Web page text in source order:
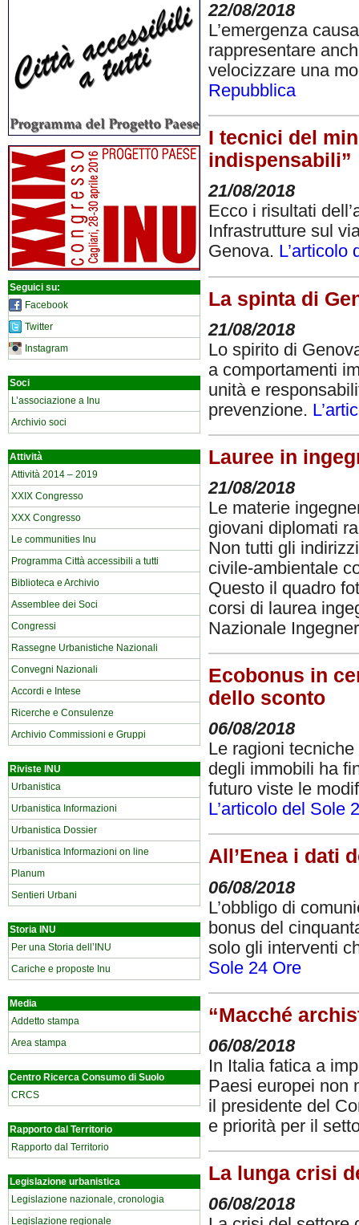
Seguici su:
Facebook
Twitter
Instagram
Soci
L’associazione a Inu
Archivio soci
Attività
Attività 2014 – 2019
XXIX Congresso
XXX Congresso
Le communities Inu
Programma Città accessibili a tutti
Biblioteca e Archivio
Assemblee dei Soci
Congressi
Rassegne Urbanistiche Nazionali
Convegni Nazionali
Accordi e Intese
Ricerche e Consulenze
Archivio Commissioni e Gruppi
Riviste INU
Urbanistica
Urbanistica Informazioni
Urbanistica Dossier
Urbanistica Informazioni on line
Planum
Sentieri Urbani
Storia INU
Per una Storia dell’INU
Cariche e proposte Inu
Media
Addetto stampa
Area stampa
Centro Ricerca Consumo di Suolo
CRCS
Rapporto dal Territorio
Rapporto dal Territorio
Legislazione urbanistica
Legislazione nazionale, cronologia
Legislazione regionale
22/08/2018
L’emergenza
rappresentare
velocizzare una
Repubblica
I tecnici del
indispensabili”
21/08/2018
Ecco i risultati
Infrastrutture sul
Genova. L’articolo
La spinta di
21/08/2018
Lo spirito di
a comportamenti
unità e
prevenzione.
Lauree in
21/08/2018
Le materie
giovani diplomati
Non tutti gli
civile-ambientale
Questo il quadro
corsi di laurea
Nazionale
Ecobonus in
dello sconto
06/08/2018
Le ragioni
degli immobili ha
futuro viste le
L’articolo del Sole
All’Enea i dati
06/08/2018
L’obbligo di
bonus del
solo gli interventi
Sole 24 Ore
“Macché
06/08/2018
In Italia fatica a
Paesi europei non
il presidente del
e priorità per il
La lunga crisi
06/08/2018